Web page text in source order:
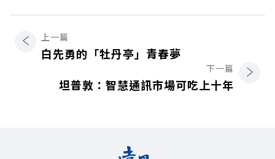
上一篇
白先勇的「牡丹亭」青春夢
下一篇
坦普敦：智慧通訊市場可吃上十年